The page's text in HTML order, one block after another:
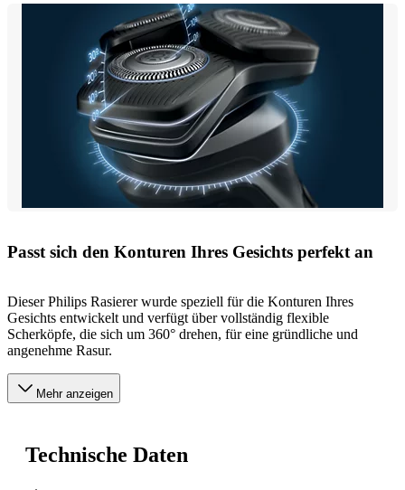
Passt sich den Konturen Ihres Gesichts perfekt an
Dieser Philips Rasierer wurde speziell für die Konturen Ihres
Gesichts entwickelt und verfügt über vollständig flexible
Scherköpfe, die sich um 360° drehen, für eine gründliche und
angenehme Rasur.
Mehr anzeigen
Technische Daten